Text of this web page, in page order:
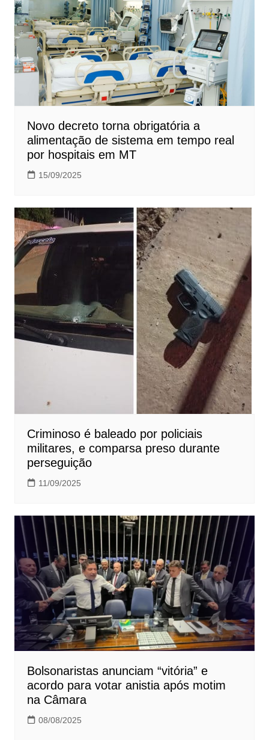
Novo decreto torna obrigatória a
alimentação de sistema em tempo real
por hospitais em MT
15/09/2025
Criminoso é baleado por policiais
militares, e comparsa preso durante
perseguição
11/09/2025
Bolsonaristas anunciam “vitória” e
acordo para votar anistia após motim
na Câmara
08/08/2025